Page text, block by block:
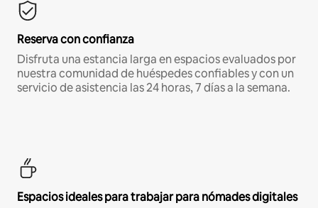
Reserva con confianza
Disfruta una estancia larga en espacios evaluados por
nuestra comunidad de huéspedes confiables y con un
servicio de asistencia las 24 horas, 7 días a la semana.
Espacios ideales para trabajar para nómades digitales